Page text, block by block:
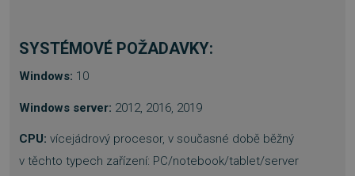
SYSTÉMOVÉ POŽADAVKY:
Windows: 10
Windows server: 2012, 2016, 2019
CPU: vícejádrový procesor, v současné době běžný
v těchto typech zařízení: PC/notebook/tablet/server
__cf_bm